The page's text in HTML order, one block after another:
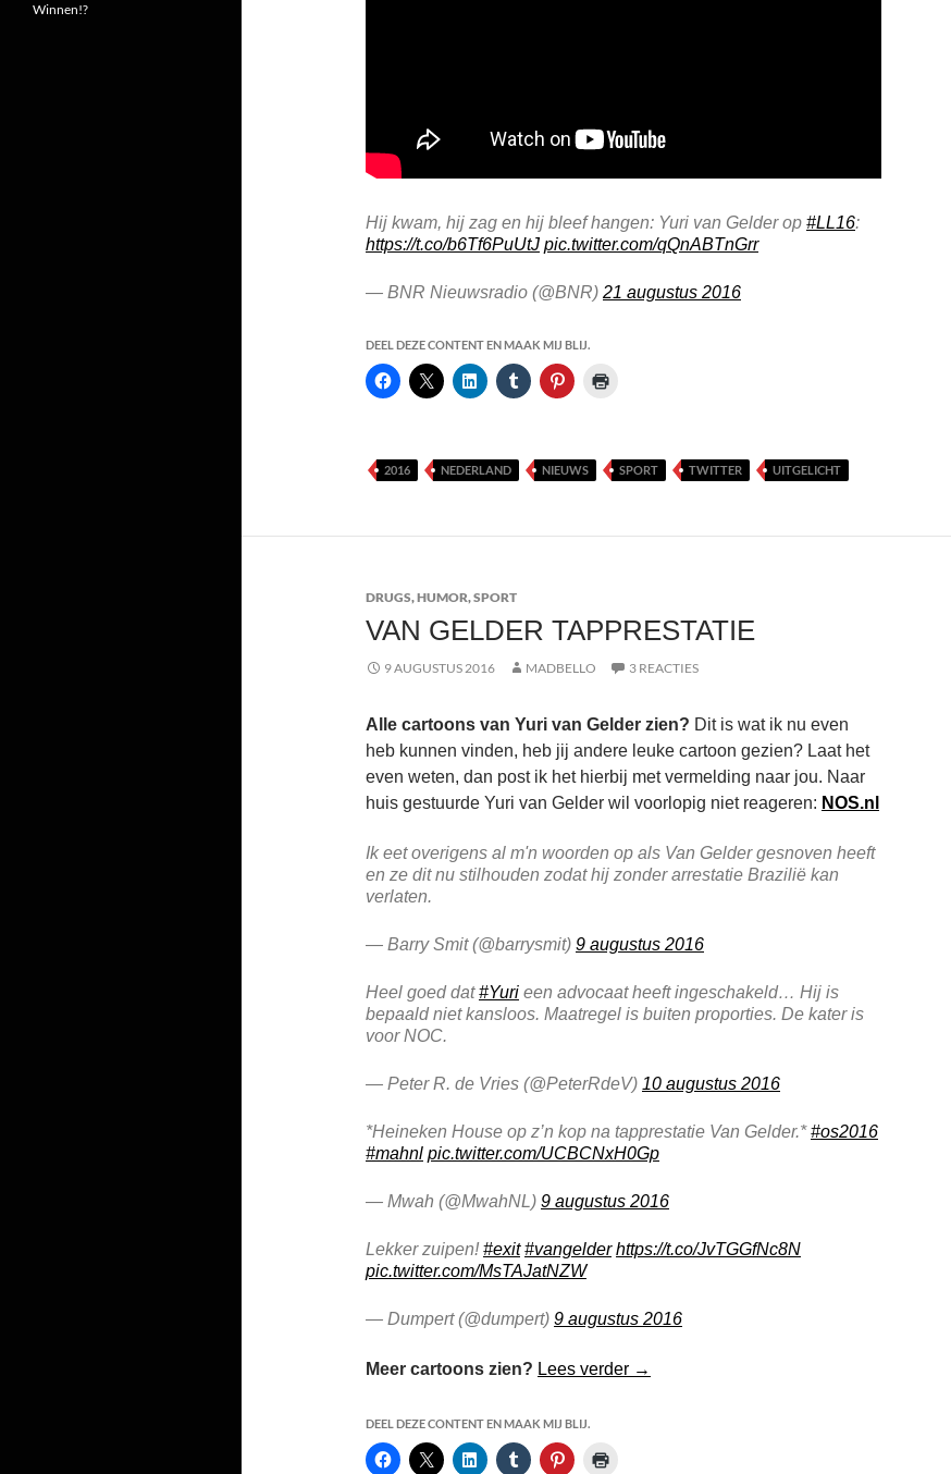
Hij kwam, hij zag en hij bleef hangen: Yuri van Gelder op #LL16:
https://t.co/b6Tf6PuUtJ pic.twitter.com/qQnABTnGrr
— BNR Nieuwsradio (@BNR) 21 augustus 2016
DEEL DEZE CONTENT EN MAAK MIJ BLIJ.
2016 NEDERLAND NIEUWS SPORT TWITTER UITGELICHT
DRUGS,HUMOR,SPORT
VAN GELDER TAPPRESTATIE
9 AUGUSTUS 2016 MADBELLO 3 REACTIES
Alle cartoons van Yuri van Gelder zien? Dit is wat ik nu even
heb kunnen vinden, heb jij andere leuke cartoon gezien? Laat het
even weten, dan post ik het hierbij met vermelding naar jou. Naar
huis gestuurde Yuri van Gelder wil voorlopig niet reageren: NOS.nl
Ik eet overigens al m'n woorden op als Van Gelder gesnoven heeft
en ze dit nu stilhouden zodat hij zonder arrestatie Brazilië kan
verlaten.
— Barry Smit (@barrysmit) 9 augustus 2016
Heel goed dat#Yuri een advocaat heeft ingeschakeld… Hij is
bepaald niet kansloos. Maatregel is buiten proporties. De kater is
voor NOC.
— Peter R. de Vries (@PeterRdeV) 10 augustus 2016
*Heineken House op z’n kop na tapprestatie Van Gelder.*#os2016
#mahnl pic.twitter.com/UCBCNxH0Gp
— Mwah (@MwahNL) 9 augustus 2016
Lekker zuipen!#exit #vangelder https://t.co/JvTGGfNc8N
pic.twitter.com/MsTAJatNZW
— Dumpert (@dumpert) 9 augustus 2016
Meer cartoons zien? Lees verder Van Gelder Tapprestatie
→
DEEL DEZE CONTENT EN MAAK MIJ BLIJ.
Winnen!?